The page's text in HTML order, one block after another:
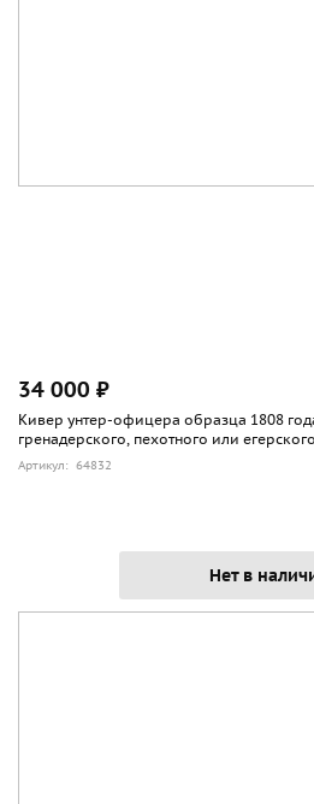
34 000 ₽
Кивер унтер-офицера образца 1808
гренадерского, пехотного или
Артикул: 64832
Нет в